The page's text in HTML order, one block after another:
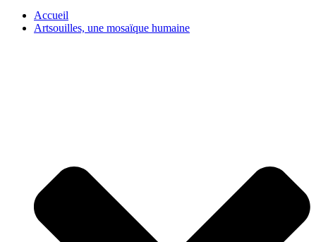
Accueil
Artsouilles, une mosaïque humaine